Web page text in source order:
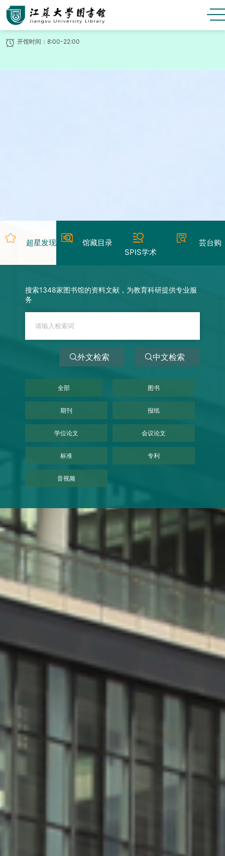
开馆时间：8:00-22:00
超星发现
馆藏目录
SPIS学术
芸台购
搜索1348家图书馆的资料文献，为教育科研提供专业服
务
中文检索
外文检索
全部 图书
期刊 报纸
学位论文 会议论文
标准 专利
音视频